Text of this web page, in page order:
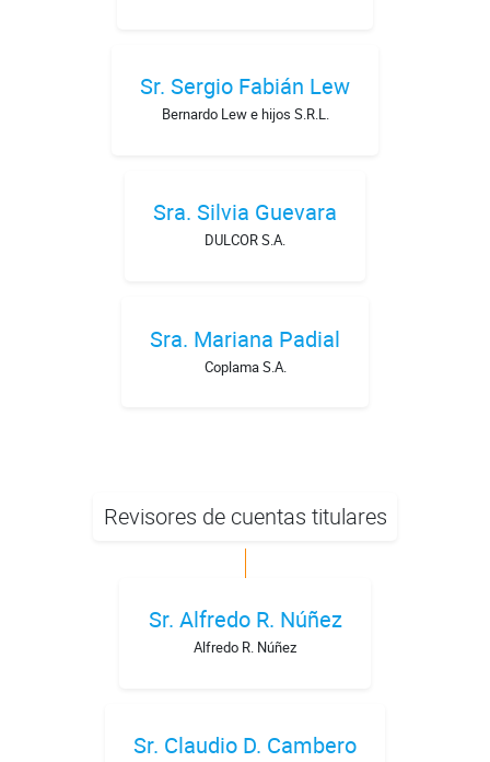
Sr. Sergio Fabián Lew
Bernardo Lew e hijos S.R.L.
Sra. Silvia Guevara
DULCOR S.A.
Sra. Mariana Padial
Coplama S.A.
Revisores de cuentas titulares
Sr. Alfredo R. Núñez
Alfredo R. Núñez
Sr. Claudio D. Cambero